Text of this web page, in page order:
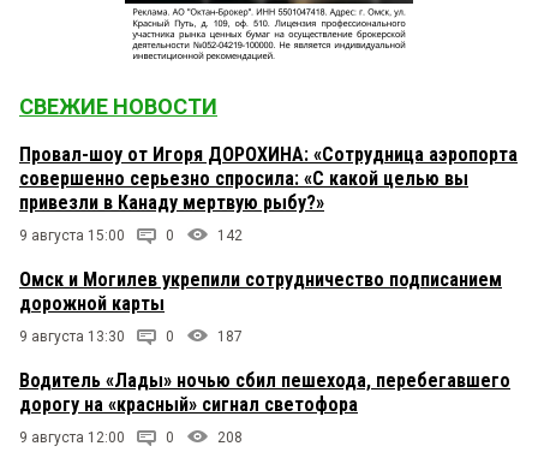
СВЕЖИЕ НОВОСТИ
Провал-шоу от Игоря ДОРОХИНА: «Сотрудница аэропорта
совершенно серьезно спросила: «С какой целью вы
привезли в Канаду мертвую рыбу?»
9 августа 15:00 0 142
Омск и Могилев укрепили сотрудничество подписанием
дорожной карты
9 августа 13:30 0 187
Водитель «Лады» ночью сбил пешехода, перебегавшего
дорогу на «красный» сигнал светофора
9 августа 12:00 0 208